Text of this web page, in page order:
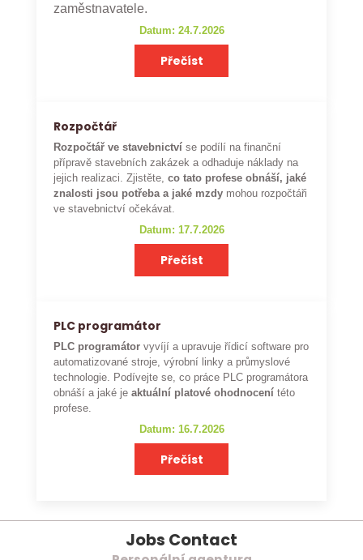
zaměstnavatele.
Datum: 24.7.2026
Přečíst
Rozpočtář
Rozpočtář ve stavebnictví se podílí na finanční
přípravě stavebních zakázek a odhaduje náklady na
jejich realizaci. Zjistěte,co tato profese obnáší, jaké
znalosti jsou potřeba a jaké mzdy mohou rozpočtáři
ve stavebnictví očekávat.
Datum: 17.7.2026
Přečíst
PLC programátor
PLC programátor vyvíjí a upravuje řídicí software pro
automatizované stroje, výrobní linky a průmyslové
technologie. Podívejte se, co práce PLC programátora
obnáší a jaké je aktuální platové ohodnocení této
profese.
Datum: 16.7.2026
Přečíst
Jobs Contact